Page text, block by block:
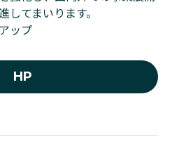
してまいります。
ップ
HP